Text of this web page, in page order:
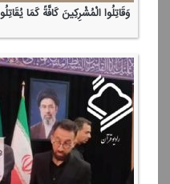
وَقَاتِلُوا الْمُشْرِكِینَ كَافَّةً كَمَا